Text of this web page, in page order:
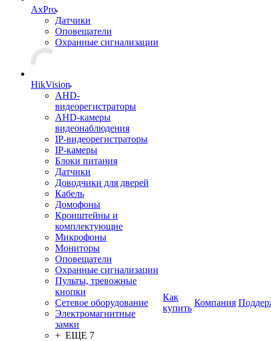
AxPro
Датчики
Оповещатели
Охранные сигнализации
HikVision
AHD-
видеорегистраторы
AHD-камеры
видеонаблюдения
IP-видеорегистраторы
IP-камеры
Блоки питания
Датчики
Доводчики для дверей
Кабель
Домофоны
Кронштейны и
комплектующие
Микрофоны
Мониторы
Оповещатели
Охранные сигнализации
Пульты, тревожные
кнопки
Сетевое оборудование
Электромагнитные
замки
+ ЕЩЕ 7
Как
купить
Компания